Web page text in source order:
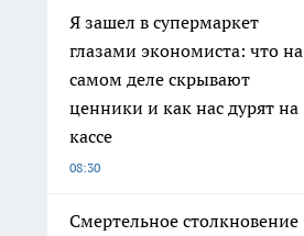
Я зашел в супермаркет
глазами экономиста: что на
самом деле скрывают
ценники и как нас дурят на
кассе
08:30
Смертельное столкновение